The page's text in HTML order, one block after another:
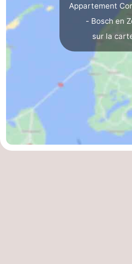
Kennermerland
Haarlem
Appartement
- Bosch en
sur la